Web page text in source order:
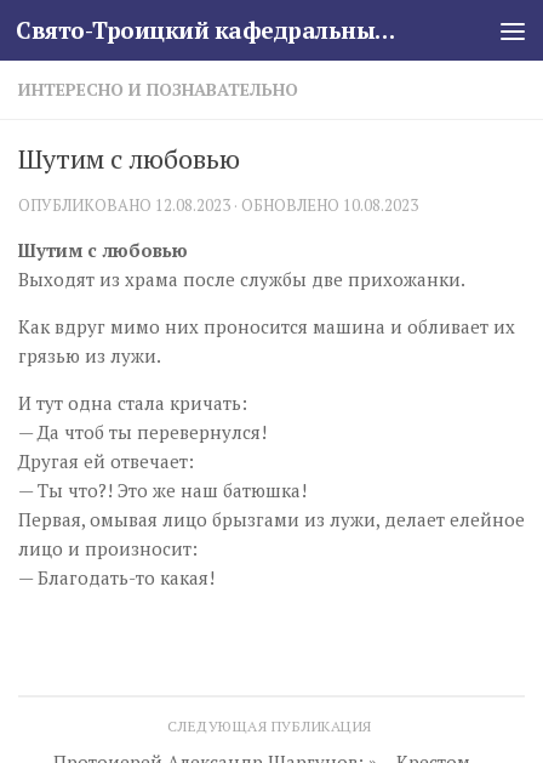
Skip to content Свято-Троицкий кафедральный собор
ИНТЕРЕСНО И ПОЗНАВАТЕЛЬНО
Шутим с любовью
ОПУБЛИКОВАНО 12.08.2023 · ОБНОВЛЕНО 10.08.2023
Шутим с любовью
Выходят из храма после службы две прихожанки.
Как вдруг мимо них проносится машина и обливает их
грязью из лужи.
И тут одна стала кричать:
— Да чтоб ты перевернулся!
Другая ей отвечает:
— Ты что?! Это же наш батюшка!
Первая, омывая лицо брызгами из лужи, делает елейное
лицо и произносит:
— Благодать-то какая!
СЛЕДУЮЩАЯ ПУБЛИКАЦИЯ